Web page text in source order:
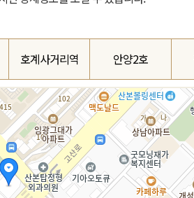
호계사거리역 안양2호